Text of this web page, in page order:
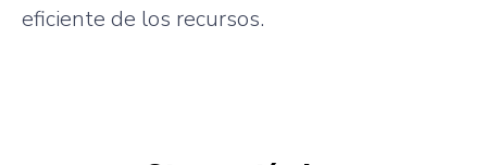
eficiente de los recursos.